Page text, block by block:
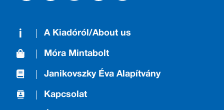
A Kiadóról/About us
Móra Mintabolt
Janikovszky Éva Alapítvány
Kapcsolat